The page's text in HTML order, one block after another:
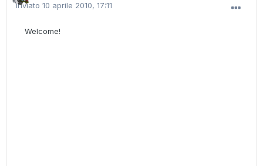
Inviato 10 aprile 2010, 17:11
Welcome!